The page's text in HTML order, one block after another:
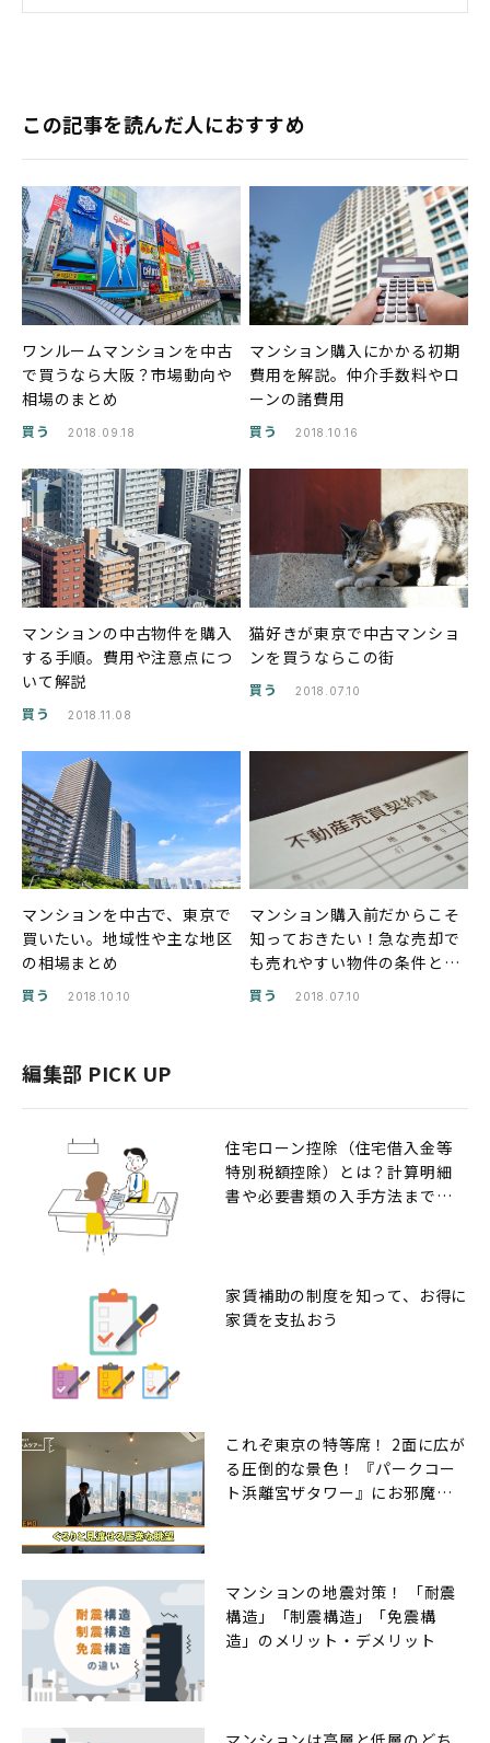
この記事を読んだ人におすすめ
ワンルームマンションを中古
で買うなら大阪？市場動向や
相場のまとめ
買う 2018.09.18
マンション購入にかかる初期
費用を解説。仲介手数料やロ
ーンの諸費用
買う 2018.10.16
マンションの中古物件を購入
する手順。費用や注意点につ
いて解説
買う 2018.11.08
猫好きが東京で中古マンショ
ンを買うならこの街
買う 2018.07.10
マンションを中古で、東京で
買いたい。地域性や主な地区
の相場まとめ
買う 2018.10.10
マンション購入前だからこそ
知っておきたい！急な売却で
も売れやすい物件の条件と
は？
買う 2018.07.10
編集部 PICK UP
住宅ローン控除（住宅借入金等
特別税額控除）とは？計算明細
書や必要書類の入手方法までの
家賃補助の制度を知って、お得に
家賃を支払おう
これぞ東京の特等席！ 2面に広が
る圧倒的な景色！ 『パークコー
ト浜離宮ザタワー』にお邪魔し
マンションの地震対策！ 「耐震
構造」「制震構造」「免震構
造」のメリット・デメリット